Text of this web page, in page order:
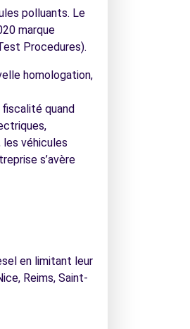
polluants. Le
marque
Procedures).
homologation,
quand
véhicules
s’avère
en limitant leur
Reims, Saint-